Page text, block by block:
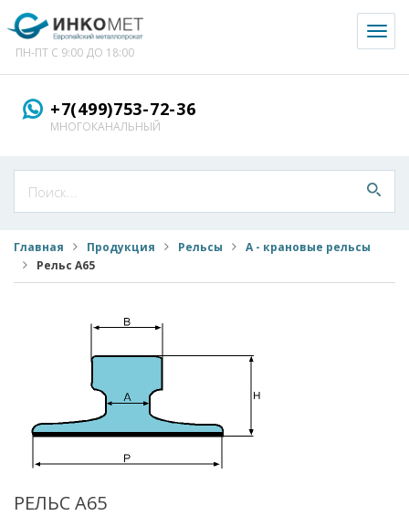
ПН-ПТ С 9:00 ДО 18:00
+7(499)753-72-36
МНОГОКАНАЛЬНЫЙ
Главная Продукция Рельсы
A - крановые рельсы
Рельс A65
РЕЛЬС A65